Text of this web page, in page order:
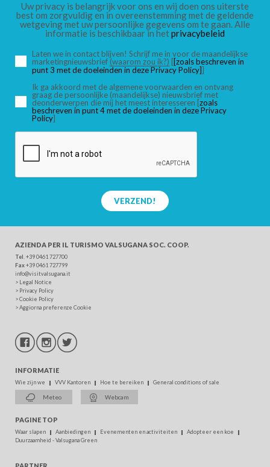
Uw privacy is belangrijk voor ons en wij doen ons uiterste
best om zorgvuldig en in overeenstemming met de geldende
wetgeving met uw persoonlijke gegevens om te gaan. Alle
informatie is beschikbaar in hetprivacybeleid
Laten we in contact blijven! Schrijf me in voor de maandelijkse
marketingnieuwsbrief (waarom zou ik?) [[zoals beschreven in
punt 3 met de doeleinden in deze Privacy Policy]]
Ik ga akkoord met de algemene voorwaarden en ontvang
graag de persoonlijke (maandelijkse) nieuwsbrief met
deonderwerpen die mij het meest interesseren [zoals
beschreven in punt 4 met de doeleinden in deze Privacy
Policy]
VERZEND!
AZIENDA PER IL TURISMO VALSUGANA SOC. COOP.
Tel . +39 0461 727700
Fax+39 0461 727799
info@visitvalsugana.it
> Legal Notice
> Privacy Policy
>Cookie Policy
>Aggiorna preferenze Cookie
INFORMATIE
Wie zijn we VVV Kantoren Hoe te bereiken General conditions of sale
Meteo Webcam
PAGINE TOP
Waar slapen Aanbiedingen Evenementen en activiteiten
Adopteer een koe
Duurzaamheid - Valsugana Green